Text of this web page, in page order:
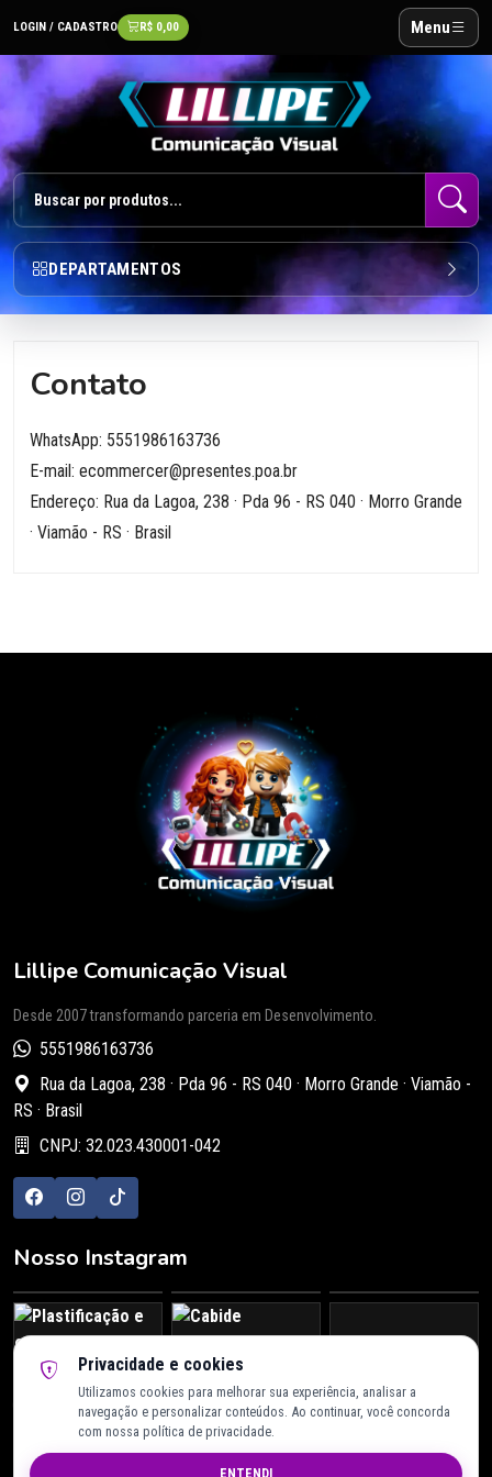
LOGIN / CADASTRO R$ 0,00 Menu
DEPARTAMENTOS
Contato
WhatsApp: 5551986163736
E-mail: ecommercer@presentes.poa.br
Endereço: Rua da Lagoa, 238 · Pda 96 - RS 040 · Morro Grande
· Viamão - RS · Brasil
Lillipe Comunicação Visual
Desde 2007 transformando parceria em Desenvolvimento.
5551986163736
Rua da Lagoa, 238 · Pda 96 - RS 040 · Morro Grande · Viamão -
RS · Brasil
CNPJ: 32.023.430001-042
Nosso Instagram
@lillipe.estamparia
Compre em até 12x · Pix · Cartão · Mercado Pago
Privacidade e cookies
Utilizamos cookies para melhorar sua experiência, analisar a
navegação e personalizar conteúdos. Ao continuar, você concorda
com nossa política de privacidade.
ENTENDI